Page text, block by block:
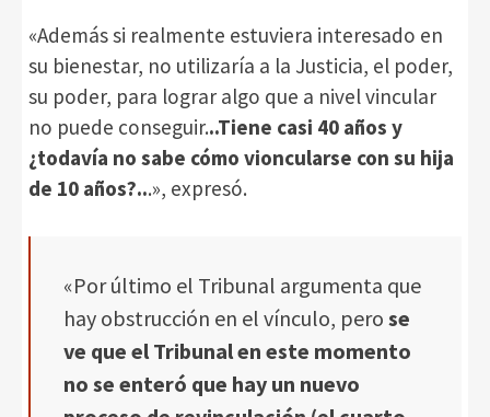
«Además si realmente estuviera interesado en
su bienestar, no utilizaría a la Justicia, el poder,
su poder, para lograr algo que a nivel vincular
no puede conseguir...Tiene casi 40 años y
¿todavía no sabe cómo vioncularse con su hija
de 10 años?...», expresó.
«Por último el Tribunal argumenta que
hay obstrucción en el vínculo, pero se
ve que el Tribunal en este momento
no se enteró que hay un nuevo